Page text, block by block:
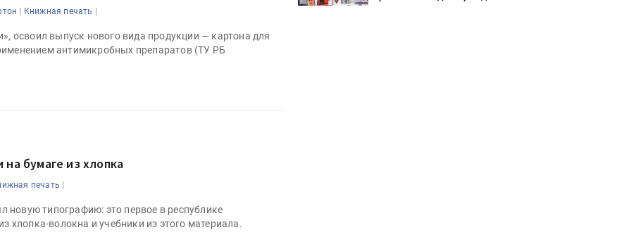
| Книжная печать |
освоил выпуск нового вида продукции — картона для
антимикробных препаратов (ТУ РБ
бумаге из хлопка
печать |
типографию: это первое в республике
хлопка-волокна и учебники из этого материала.